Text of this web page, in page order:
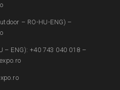
– RO-HU-ENG) –
– ENG): +40 743 040 018 –